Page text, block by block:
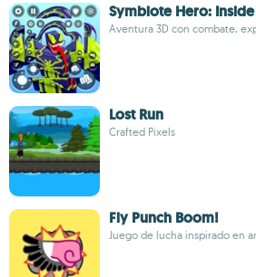
Symbiote Hero:
Aventura 3D con combate,
Lost Run
Crafted Pixels
Fly Punch Boom!
Juego de lucha inspirado en